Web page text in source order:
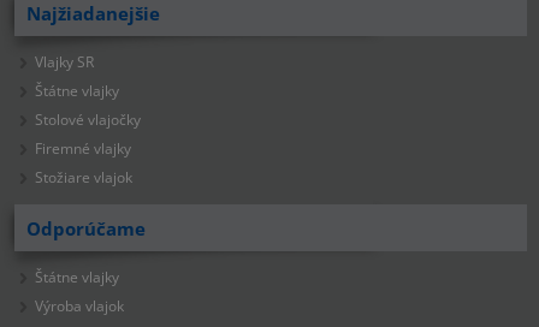
Najžiadanejšie
Vlajky SR
Štátne vlajky
Stolové vlajočky
Firemné vlajky
Stožiare vlajok
Odporúčame
Štátne vlajky
Výroba vlajok